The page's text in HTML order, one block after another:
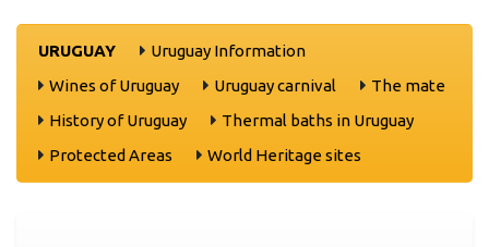
URUGUAY
Uruguay Information
Wines of Uruguay
Uruguay carnival
The mate
History of Uruguay
Thermal baths in Uruguay
Protected Areas
World Heritage sites